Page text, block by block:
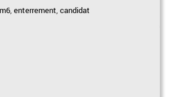
m6,enterrement,candidat